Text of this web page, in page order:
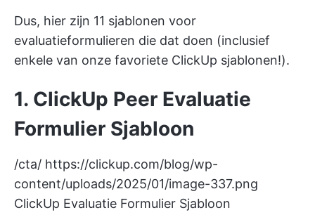
Dus, hier zijn 11 sjablonen voor
evaluatieformulieren die dat doen (inclusief
enkele van onze favoriete ClickUp sjablonen!).
1. ClickUp Peer Evaluatie
Formulier Sjabloon
/cta/ https://clickup.com/blog/wp-
content/uploads/2025/01/image-337.png
ClickUp Evaluatie Formulier Sjabloon